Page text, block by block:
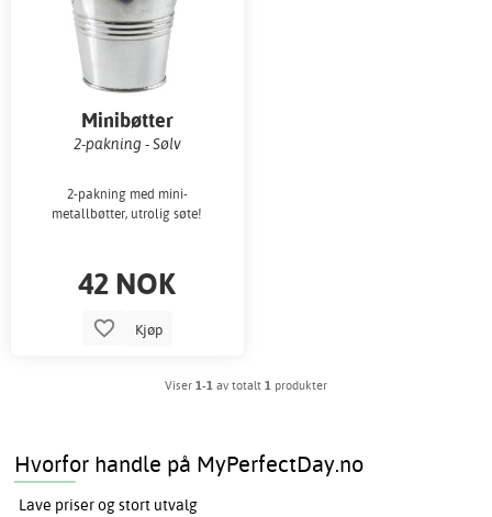
Minibøtter
2-pakning - Sølv
2-pakning med mini-
metallbøtter, utrolig søte!
42 NOK
Kjøp
Viser 1-1 av totalt 1 produkter
Hvorfor handle på MyPerfectDay.no
Lave priser og stort utvalg